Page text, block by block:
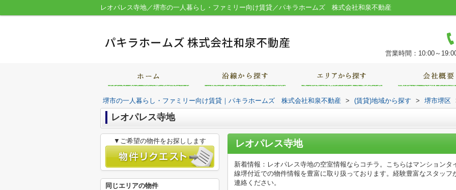
レオパレス寺地／堺市の一人暮らし・ファミリー向け賃貸／パキラホームズ 株式会社和泉不動産
営業時間：10:00～
堺市の一人暮らし・ファミリー向け賃貸｜パキラホームズ 株式会社和泉不動産 > (賃貸)地域から探す > 堺市堺区
レオパレス寺地
レオパレス寺地
新着情報：レオパレス寺地の空室情報ならコチラ。こちらはマンション
線堺付近での物件情報を豊富に取り扱っております。経験豊富なスタッ
連絡ください。
▼ご希望の物件をお探しします
同じエリアの物件